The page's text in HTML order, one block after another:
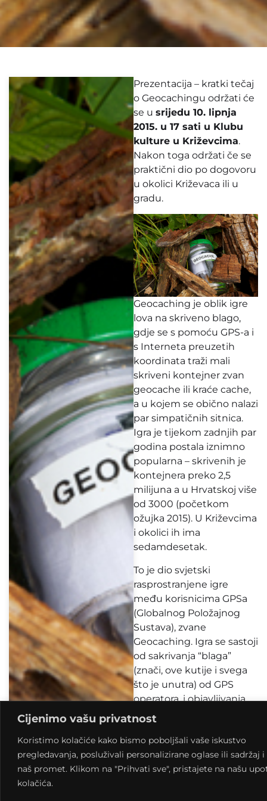
Cijenimo vašu privatnost
Koristimo kolačiće kako bismo poboljšali vaše iskustvo
pregledavanja, posluživali personalizirane oglase ili sadržaj
naš promet. Klikom na "Prihvati sve", pristajete na našu
kolačića.
Prezentacija – kratki tečaj
o Geocachingu održati će
se u srijedu 10. lipnja
2015. u 17 sati u Klubu
kulture u Križevcima.
Nakon toga održati če se
praktični dio po dogovoru
u okolici Križevaca ili u
gradu.
Geocaching je oblik igre
lova na skriveno blago,
gdje se s pomoću GPS-a i
s Interneta preuzetih
koordinata traži mali
skriveni kontejner zvan
geocache ili kraće cache,
a u kojem se obično nalazi
par simpatičnih sitnica.
Igra je tijekom zadnjih par
godina postala iznimno
popularna – skrivenih je
kontejnera preko 2,5
milijuna a u Hrvatskoj više
od 3000 (početkom
ožujka 2015). U Križevcima
i okolici ih ima
sedamdesetak.
To je dio svjetski
rasprostranjene igre
među korisnicima GPSa
(Globalnog Položajnog
Sustava), zvane
Geocaching. Igra se sastoji
od sakrivanja “blaga”
(znači, ove kutije i svega
što je unutra) od GPS
operatora, i objavljivanja
točnih koordinata. Tada
uređaja pođu “u lov na
blago” i pronađu skriveno.
Jedina su pravila: ako